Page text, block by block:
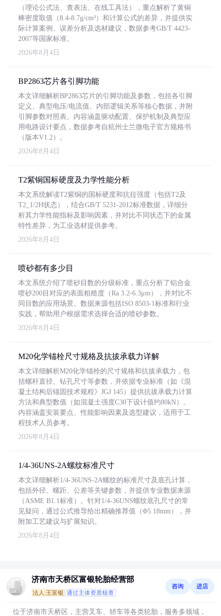
（理论公式法、查表法、在线工具法），重点解析了黄铜
棒密度取值（8.4-8.7g/cm³）和计算公式的差异，并提供实
际计算案例、误差分析及选材建议，数据参考GB/T 4423-
2007等国家标准。
2026年8月4日
BP2863芯片各引脚功能
本文详细解析BP2863芯片的引脚功能及参数，包括各引脚
定义、典型电压/电流值、内部逻辑关系等核心数据，并附
引脚参数对照表。内容涵盖驱动配置、保护机制及典型应
用电路设计要点，数据参考自杭州士兰微电子官方规格书
（版本V1.2）。
2026年8月4日
T2紫铜国标硬度及力学性能分析
本文系统解读T2紫铜的国标硬度和抗拉强度（包括T2及
T2_1/2H状态），结合GB/T 5231-2012标准数据，详细分
析其力学性能指标及影响因素，并对比不同状态下的金属
特性差异，为工业选材提供参考。
2026年8月4日
喷砂都有多少目
本文系统介绍了喷砂目数的分级标准，重点分析了铝合金
喷砂200目对应的表面粗糙度（Ra 3.2-6.3μm），并对比不
同目数的应用场景。数据来源包括ISO 8503-1标准和行业
实践，帮助用户根据需求选择合适的喷砂参数。
2026年8月4日
M20化学锚栓尺寸规格及抗拔承载力详解
本文详细解析M20化学锚栓的尺寸规格和抗拔承载力，包
括螺杆直径、钻孔尺寸等参数，并依据专业标准（如《混
凝土结构后锚固技术规程》JGJ 145）提供抗拔承载力计算
方法和典型数值（如混凝土强度C30下设计值约80kN）。
内容涵盖安装要点、性能影响因素及选型建议，适用于工
程技术人员参考。
2026年8月4日
1/4-36UNS-2A螺纹标准尺寸
本文详细解析1/4-36UNS-2A螺纹的标准尺寸及底孔计算，
包括外径、螺距、公差等关键参数，并提供专业数据来源
（ASME B1.1标准）。针对1/4-36UNS螺纹底孔尺寸的常
见疑问，通过公式推导给出精确推荐值（Φ5.18mm），并
附加工艺建议与扩展知识。
2026年8月4日
济南市天桥区富银轮胎经营部
法人:王富银 通过主体资质核查
咨询 进店
位于济南市天桥区，主营叉车、轿车等各类轮胎，服务多领域，